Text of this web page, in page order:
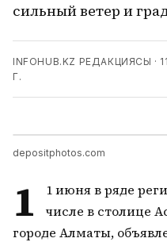
сильный ветер и
INFOHUB.KZ РЕДАКЦИЯСЫ ·
Г.
depositphotos.com
1
1 июня в ряде
числе в столице
городе Алматы,